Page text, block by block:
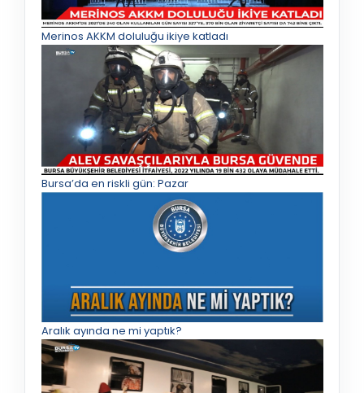
Merinos AKKM doluluğu ikiye katladı
Bursa’da en riskli gün: Pazar
Aralık ayında ne mi yaptık?